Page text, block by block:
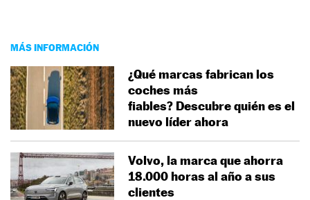
MÁS INFORMACIÓN
¿Qué marcas fabrican los
coches más
fiables? Descubre quién es el
nuevo líder ahora
Volvo, la marca que ahorra
18.000 horas al año a sus
clientes